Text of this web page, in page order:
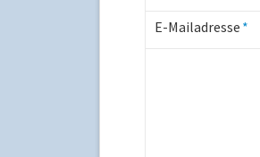
Pflichtfeld
E-Mailadresse *